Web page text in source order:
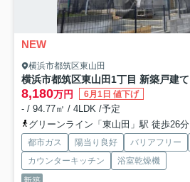
NEW
横浜市都筑区東山田
8,180万円 6月1日 値下げ
- / 94.77㎡ / 4LDK /予定
グリーンライン「東山田」駅 徒歩26分
都市ガス 陽当り良好 バリアフリー
カウンターキッチン
浴室乾燥機